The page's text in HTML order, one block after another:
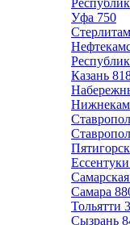
Уфа 750
Казань
Пятигорск
Ессентуки
Самара
Тольятти
Сызрань